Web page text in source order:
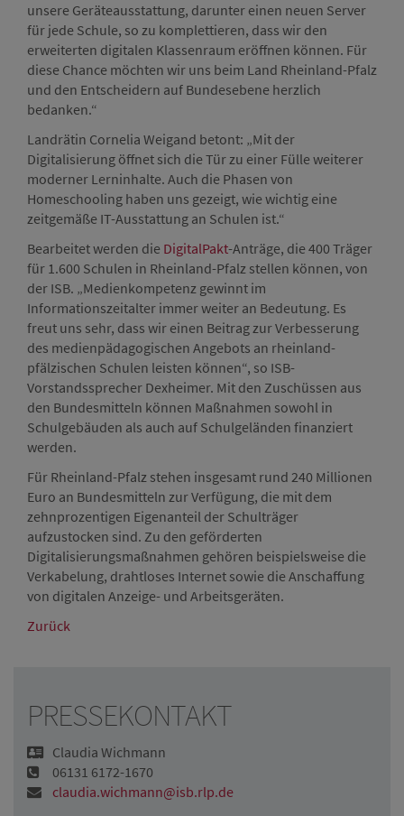
unsere Geräteausstattung, darunter einen neuen Server
für jede Schule, so zu komplettieren, dass wir den
erweiterten digitalen Klassenraum eröffnen können. Für
diese Chance möchten wir uns beim Land Rheinland-Pfalz
und den Entscheidern auf Bundesebene herzlich
bedanken.“
Landrätin Cornelia Weigand betont: „Mit der
Digitalisierung öffnet sich die Tür zu einer Fülle weiterer
moderner Lerninhalte. Auch die Phasen von
Homeschooling haben uns gezeigt, wie wichtig eine
zeitgemäße IT-Ausstattung an Schulen ist.“
Bearbeitet werden die DigitalPakt-Anträge, die 400 Träger
für 1.600 Schulen in Rheinland-Pfalz stellen können, von
der ISB. „Medienkompetenz gewinnt im
Informationszeitalter immer weiter an Bedeutung. Es
freut uns sehr, dass wir einen Beitrag zur Verbesserung
des medienpädagogischen Angebots an rheinland-
pfälzischen Schulen leisten können“, so ISB-
Vorstandssprecher Dexheimer. Mit den Zuschüssen aus
den Bundesmitteln können Maßnahmen sowohl in
Schulgebäuden als auch auf Schulgeländen finanziert
werden.
Für Rheinland-Pfalz stehen insgesamt rund 240 Millionen
Euro an Bundesmitteln zur Verfügung, die mit dem
zehnprozentigen Eigenanteil der Schulträger
aufzustocken sind. Zu den geförderten
Digitalisierungsmaßnahmen gehören beispielsweise die
Verkabelung, drahtloses Internet sowie die Anschaffung
von digitalen Anzeige- und Arbeitsgeräten.
Zurück
PRESSEKONTAKT
Claudia Wichmann
06131 6172-1670
claudia.wichmann@isb.rlp.de